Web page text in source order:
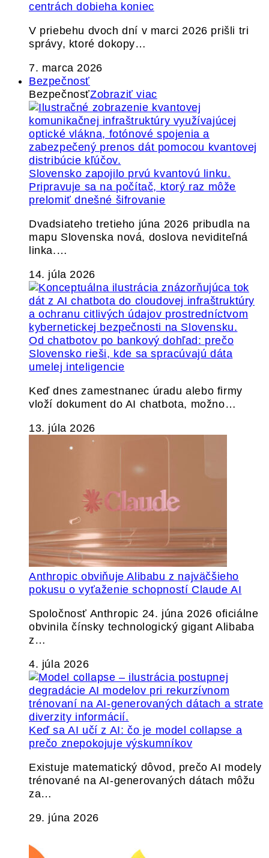
centrách dobieha koniec
V priebehu dvoch dní v marci 2026 prišli tri
správy, ktoré dokopy…
7. marca 2026
Bezpečnosť
BezpečnosťZobraziť viac
Slovensko zapojilo prvú kvantovú linku.
Pripravuje sa na počítač, ktorý raz môže
prelomiť dnešné šifrovanie
Dvadsiateho tretieho júna 2026 pribudla na
mapu Slovenska nová, doslova neviditeľná
linka.…
14. júla 2026
Od chatbotov po bankový dohľad: prečo
Slovensko rieši, kde sa spracúvajú dáta
umelej inteligencie
Keď dnes zamestnanec úradu alebo firmy
vloží dokument do AI chatbota, možno…
13. júla 2026
Anthropic obviňuje Alibabu z najväčšieho
pokusu o vyťaženie schopností Claude AI
Spoločnosť Anthropic 24. júna 2026 oficiálne
obvinila čínsky technologický gigant Alibaba
z…
4. júla 2026
Keď sa AI učí z AI: čo je model collapse a
prečo znepokojuje výskumníkov
Existuje matematický dôvod, prečo AI modely
trénované na AI-generovaných dátach môžu
za…
29. júna 2026